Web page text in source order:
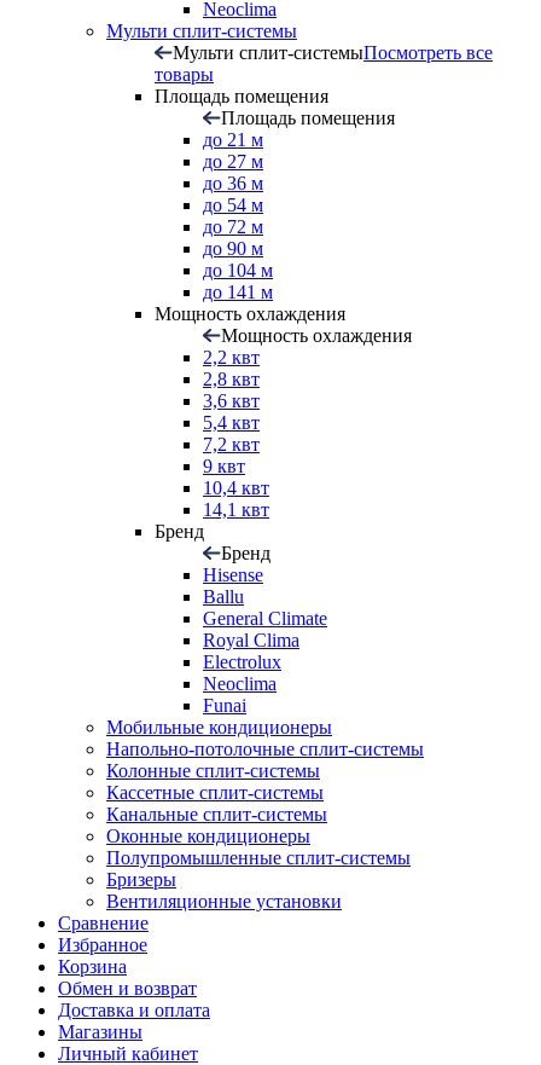
Neoclima
Мульти сплит-системы
Мульти сплит-системыПосмотреть все
товары
Площадь помещения
Площадь помещения
до 21 м
до 27 м
до 36 м
до 54 м
до 72 м
до 90 м
до 104 м
до 141 м
Мощность охлаждения
Мощность охлаждения
2,2 квт
2,8 квт
3,6 квт
5,4 квт
7,2 квт
9 квт
10,4 квт
14,1 квт
Бренд
Бренд
Hisense
Ballu
General Climate
Royal Clima
Electrolux
Neoclima
Funai
Мобильные кондиционеры
Напольно-потолоч​ные ​сплит-системы
Колонные ​​сплит-системы
Кассетные сплит-системы
Канальные сплит-системы
Оконные кондиционеры
Полупромышленные сплит-системы
Бризеры
Вентиляционные установки
Сравнение
Избранное
Корзина
Обмен и возврат
Доставка и оплата
Магазины
Личный кабинет